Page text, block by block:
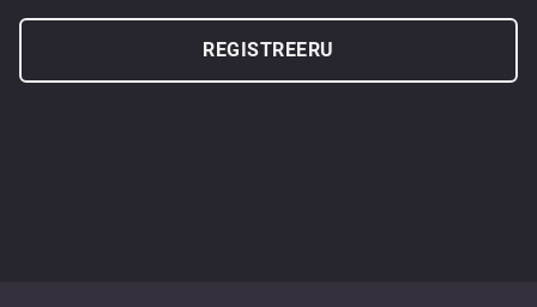
REGISTREERU